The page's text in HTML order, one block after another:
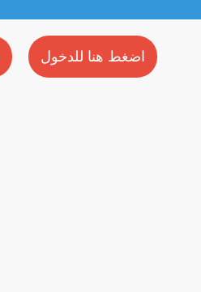
اضغط هنا للدخول